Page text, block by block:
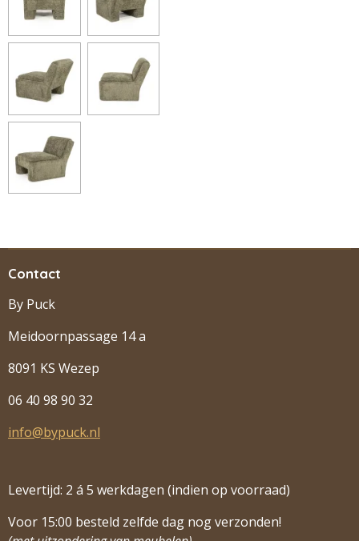
Contact
By Puck
Meidoornpassage 14 a
8091 KS Wezep
06 40 98 90 32
info@bypuck.nl
Levertijd: 2 á 5 werkdagen (indien op voorraad)
Voor 15:00 besteld zelfde dag nog verzonden!